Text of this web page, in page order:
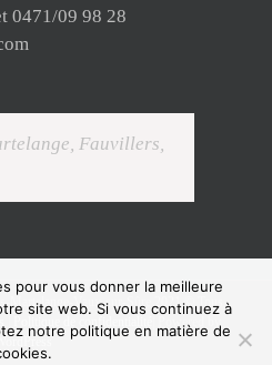
0471/09 98 28
Fauvillers,
Martelange-Vaux-sur-Sûre 2021 © Tous
| Powered by
pour vous donner la meilleure
site web. Si vous continuez à
notre politique en matière de